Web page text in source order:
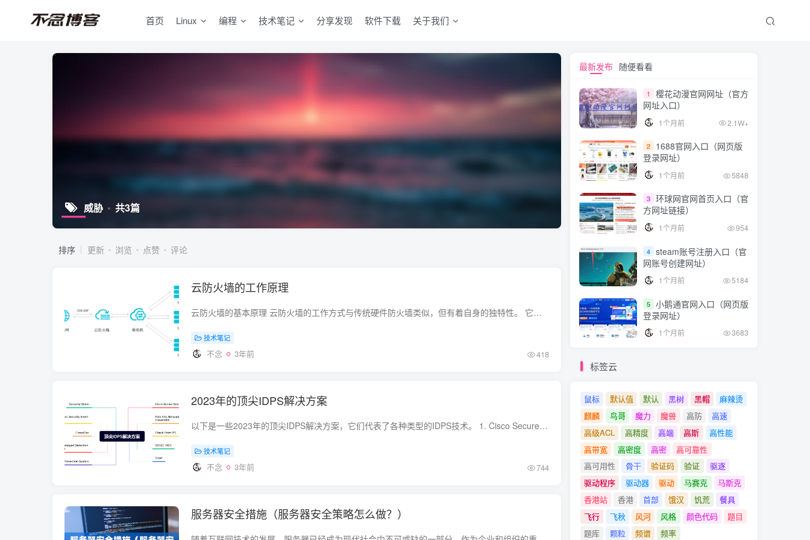
首页 Linux 编程 技术笔记 分享发现 软件下载 关于我们
威胁 共3篇
排序 更新 浏览 点赞 评论
云防火墙的工作原理
云防火墙的基本原理 云防火墙的工作方式与传统硬件防火墙类似，但有着自身的独特性。 它们是一种网络安全工具，用于监控、管理和过滤云环境中的网络流量。 云防火墙的核心任务是检测和防止威胁...
技术笔记
不念 3年前 418
2023年的顶尖IDPS解决方案
以下是一些2023年的顶尖IDPS解决方案，它们代表了各种类型的IDPS技术。 1. Cisco Secure Next-Generation IPS Cisco Secure NGIPS是一款领先的网络入侵防御系统，利用深度学习和机器学习技术来...
技术笔记
不念 3年前 744
服务器安全措施（服务器安全策略怎么做？）
最新发布 随便看看
1
樱花动漫官网网址（官方
网址入口）
1个月前 2.1W+
2
1688官网入口（网页版
登录网址）
1个月前 5848
3 环球网官网首页入口（官
方网址链接）
1个月前 954
4 steam账号注册入口（官
网账号创建网址）
1个月前 5184
5 小鹅通官网入口（网页版
登录网址）
1个月前 3683
标签云
鼠标 默认值 默认 黑树 黑帽
麻辣烫
麒麟
鸟哥 魔力 魔兽 高防
高速
高级ACL
高精度 高端 高斯
高性能
高带宽
高密度 高密
高可靠性
高可用性
骨干 验证码 验证
驱逐
驱动程序
驱动器 驱动 马赛克
马斯克
香港站
香港 首部 饿汉 饥荒
餐具
飞行
飞秋 风河 风格 颜色代码
题目
题库
颗粒 频谱 频率